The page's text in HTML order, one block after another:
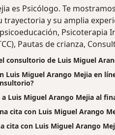
es Psicólogo. Te
trayectoria y su amplia
Psicoterapia
Pautas de crianza,
consultorio de Luis Miguel
Luis Miguel Arango Mejia en
a Luis Miguel Arango Mejia al
cita con Luis Miguel Arango
cita con Luis Miguel Arango